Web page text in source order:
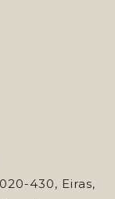
430, Eiras,